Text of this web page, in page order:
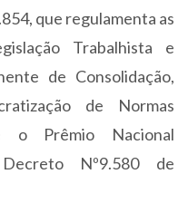
que regulamenta as
Trabalhista e
de Consolidação,
de Normas
o Prêmio Nacional
Nº9.580 de